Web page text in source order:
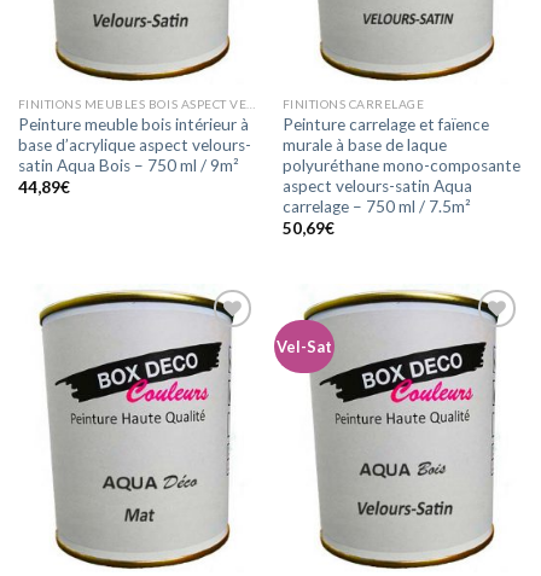
Peinture meuble bois intérieur à
base d’acrylique aspect velours-
satin Aqua Bois – 750 ml / 9m²
44,89€
FINITIONS CARRELAGE
Peinture carrelage et faïence
murale à base de laque
polyuréthane mono-composante
aspect velours-satin Aqua
carrelage – 750 ml / 7.5m²
50,69€
Ajouter
à la
wishlist
Vel-Sat
Ajouter
à la
wishlist